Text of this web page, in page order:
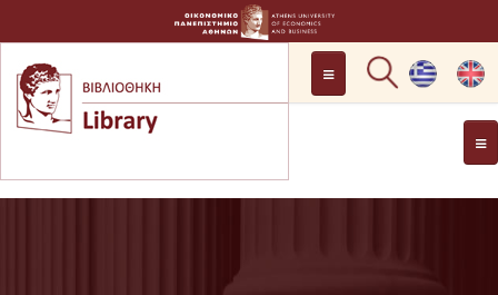
OPENING HOURS
GENERAL INFORMATION